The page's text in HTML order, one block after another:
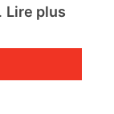
Lire plus